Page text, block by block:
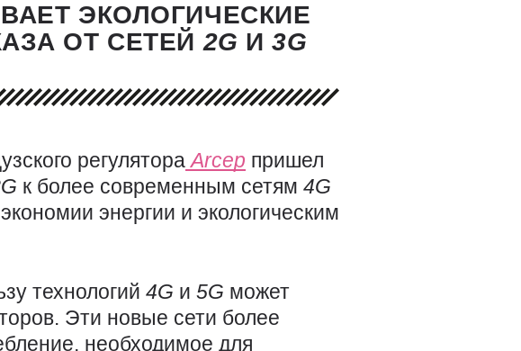
ЭКОЛОГИЧЕСКИЕ
ОТ СЕТЕЙ2G И3G
регулятора Arcep пришел
к более современным сетям 4G
энергии и экологическим
технологий 4G и 5G может
Эти новые сети более
необходимое для